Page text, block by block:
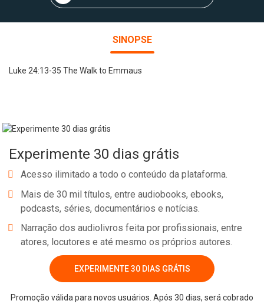
SINOPSE
Luke 24:13-35 The Walk to Emmaus
Experimente 30 dias grátis
Acesso ilimitado a todo o conteúdo da plataforma.
Mais de 30 mil títulos, entre audiobooks, ebooks,
podcasts, séries, documentários e notícias.
Narração dos audiolivros feita por profissionais, entre
atores, locutores e até mesmo os próprios autores.
EXPERIMENTE 30 DIAS GRÁTIS
Promoção válida para novos usuários. Após 30 dias, será cobrado